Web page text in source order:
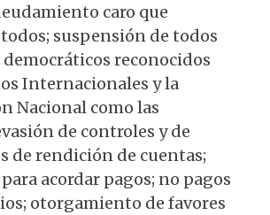
caro que
suspensión de todos
reconocidos
Internacionales y la
Nacional como las
de controles y de
de rendición de cuentas;
acordar pagos; no pagos
otorgamiento de favores